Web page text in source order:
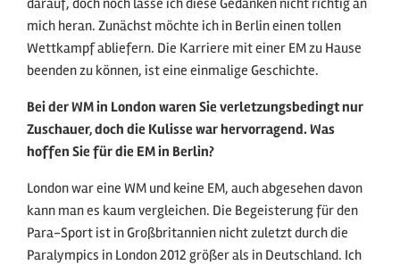
mich heran. Zunächst möchte ich in Berlin einen tollen
Wettkampf abliefern. Die Karriere mit einer EM zu Hause
beenden zu können, ist eine einmalige Geschichte.
Bei der WM in London waren Sie verletzungsbedingt nur
Zuschauer, doch die Kulisse war hervorragend. Was
hoffen Sie für die EM in Berlin?
London war eine WM und keine EM, auch abgesehen davon
kann man es kaum vergleichen. Die Begeisterung für den
Para-Sport ist in Großbritannien nicht zuletzt durch die
Paralympics in London 2012 größer als in Deutschland. Ich